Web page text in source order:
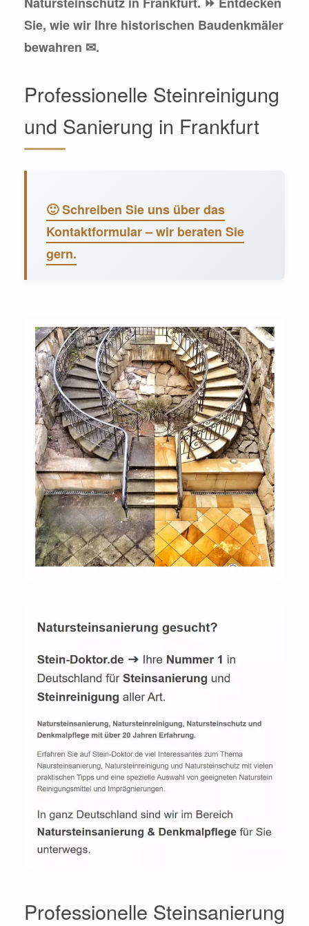
Sie, wie wir Ihre historischen Baudenkmäler
bewahren ✉.
Professionelle Steinreinigung
und Sanierung in Frankfurt
🙂 Schreiben Sie uns über das
Kontaktformular – wir beraten Sie
gern.
Professionelle Steinsanierung